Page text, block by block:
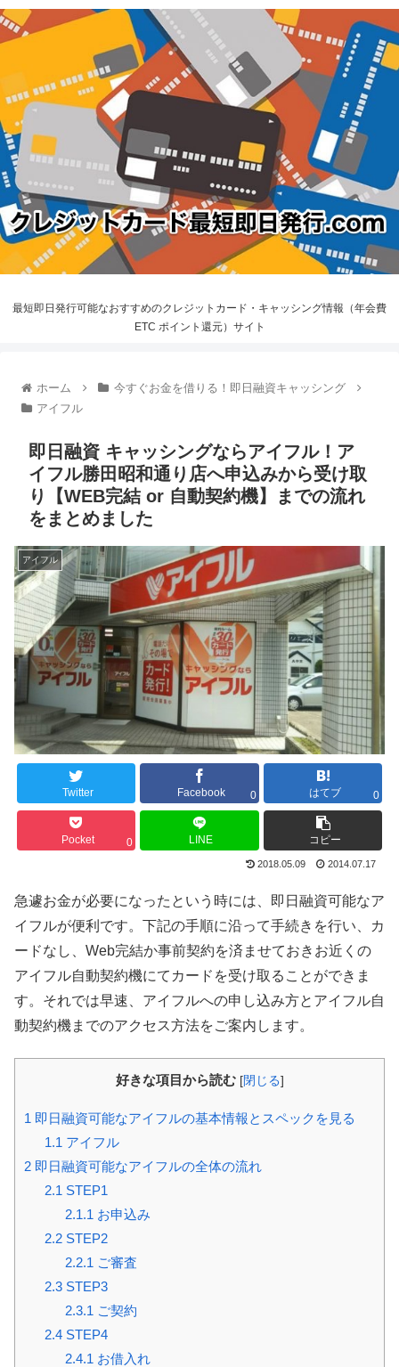
最短即日発行可能なおすすめのクレジットカード・キャッシング情報（年会費
ETC ポイント還元）サイト
ホーム
今すぐお金を借りる！即日融資キャッシング
アイフル
即日融資 キャッシングならアイフル！ア
イフル勝田昭和通り店へ申込みから受け取
り【WEB完結 or 自動契約機】までの流れ
をまとめました
アイフル
Twitter Facebook 0 はてブ 0
Pocket 0 LINE コピー
2018.05.09 2014.07.17
急遽お金が必要になったという時には、即日融資可能なア
イフルが便利です。下記の手順に沿って手続きを行い、カ
ードなし、Web完結か事前契約を済ませておきお近くの
アイフル自動契約機にてカードを受け取ることができま
す。それでは早速、アイフルへの申し込み方とアイフル自
動契約機までのアクセス方法をご案内します。
好きな項目から読む [閉じる]
1 即日融資可能なアイフルの基本情報とスペックを見る
1.1 アイフル
2 即日融資可能なアイフルの全体の流れ
2.1 STEP1
2.1.1 お申込み
2.2STEP2
2.2.1 ご審査
2.3STEP3
2.3.1 ご契約
2.4STEP4
2.4.1 お借入れ